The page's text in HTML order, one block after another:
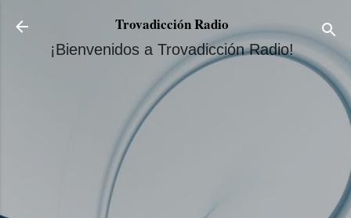
Ir al contenido principal
Trovadicción Radio
¡Bienvenidos a Trovadicción Radio!